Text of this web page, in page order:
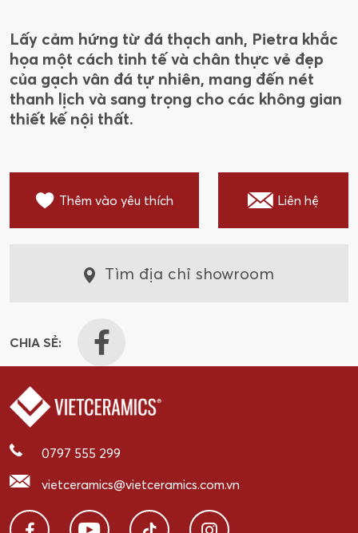
Lấy cảm hứng từ đá thạch anh, Pietra khắc
họa một cách tinh tế và chân thực vẻ đẹp
của gạch vân đá tự nhiên, mang đến nét
thanh lịch và sang trọng cho các không gian
thiết kế nội thất.
Thêm vào yêu thích Liên hệ
Tìm địa chỉ showroom
CHIA SẺ:
0797 555 299
vietceramics@vietceramics.com.vn